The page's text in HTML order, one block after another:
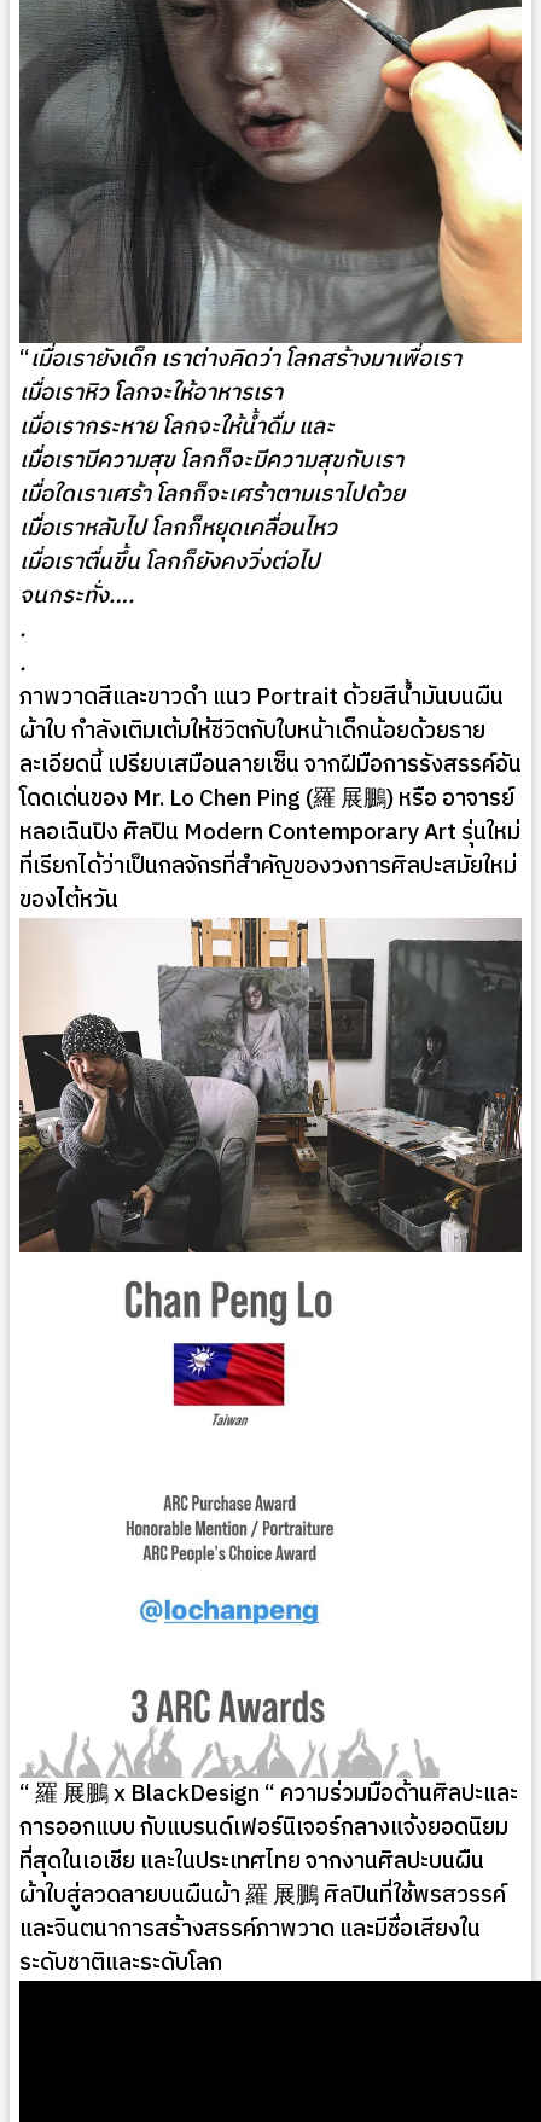
“เมื่อเรายังเด็ก เราต่างคิดว่า โลกสร้างมาเพื่อเรา
เมื่อเราหิว โลกจะให้อาหารเรา
เมื่อเรากระหาย โลกจะให้น้ำดื่ม และ
เมื่อเรามีความสุข โลกก็จะมีความสุขกับเรา
เมื่อใดเราเศร้า โลกก็จะเศร้าตามเราไปด้วย
เมื่อเราหลับไป โลกก็หยุดเคลื่อนไหว
เมื่อเราตื่นขึ้น โลกก็ยังคงวิ่งต่อไป
จนกระทั่ง….
.
.
ภาพวาดสีและขาวดำ แนว Portrait ด้วยสีน้ำมันบนผืน
ผ้าใบ กำลังเติมเต้มให้ชีวิตกับใบหน้าเด็กน้อยด้วยราย
ละเอียดนี้ เปรียบเสมือนลายเซ็น จากฝีมือการรังสรรค์อัน
โดดเด่นของ Mr. Lo Chen Ping (羅 展鵬) หรือ อาจารย์
หลอเฉินปิง ศิลปิน Modern Contemporary Art รุ่นใหม่
ที่เรียกได้ว่าเป็นกลจักรที่สำคัญของวงการศิลปะสมัยใหม่
ของไต้หวัน
“ 羅 展鵬 x BlackDesign “ ความร่วมมือด้านศิลปะและ
การออกแบบ กับแบรนด์เฟอร์นิเจอร์กลางแจ้งยอดนิยม
ที่สุดในเอเชีย และในประเทศไทย จากงานศิลปะบนผืน
ผ้าใบสู่ลวดลายบนผืนผ้า 羅 展鵬 ศิลปินที่ใช้พรสวรรค์
และจินตนาการสร้างสรรค์ภาพวาด และมีชื่อเสียงใน
ระดับชาติและระดับโลก